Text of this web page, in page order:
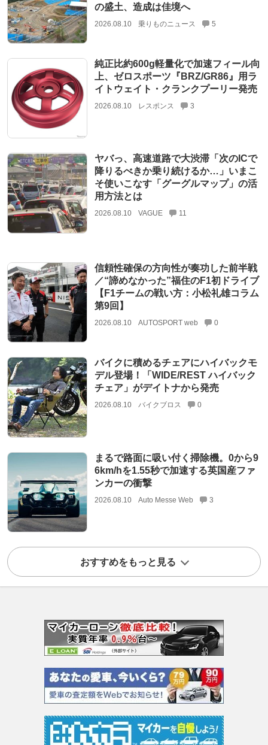
の盛土、造成は佳境へ
2026.08.10 乗りものニュース 5
純正比約600g軽量化で加速フィール向
上、ゼロスポーツ『BRZ/GR86』用ラ
イトウェイト・クランクプーリー発売
2026.08.10 レスポンス 3
ヤバっ、高速道路で大渋滞「次のICで
降りるべきか乗り続けるか…」いまこ
そ使いこなす「グーグルマップ」の活
用方法とは
2026.08.10 VAGUE 11
信頼性確保の方向性が奏功した前半戦
／“諦めなかった”福住のF1初ドライブ
【F1チームの戦い方：小松礼雄コラム
第9回】
2026.08.10 AUTOSPORT web 0
バイクに積めるチェアにハイバックモ
デル登場！「WIDE/REST ハイバック
チェア」がデイトナから発売
2026.08.10 バイクブロス 0
まるで路面に吸い付く掃除機。0から9
6km/hを1.55秒で加速する英国産ファ
ンカーの衝撃
2026.08.10 Auto Messe Web 3
おすすめをもっと見る